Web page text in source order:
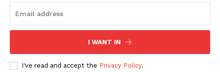
I WANT IN
I've read and accept the Privacy Policy.